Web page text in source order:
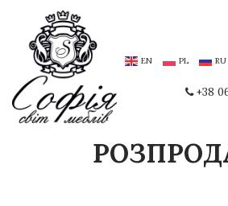
EN PL RU
+38